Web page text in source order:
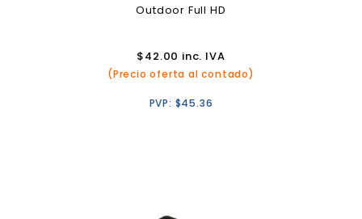
Outdoor Full HD
$42.00 inc. IVA
(Precio oferta al contado)
PVP: $45.36